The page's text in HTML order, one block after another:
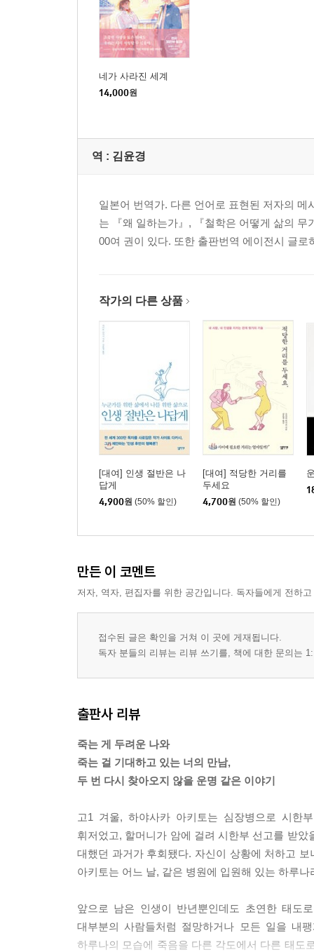
네가 사라진 세계
14,000원
역 : 김윤경
일본어 번역가. 다른 언어로 표현된 저자의
는 『왜 일하는가』, 『철학은 어떻게 삶의
00여 권이 있다. 또한 출판번역 에이전시 글
작가의 다른 상품
[대여] 인생 절반은 나
답게
4,900원 (50% 할인)
[대여] 적당한 거리를
두세요
4,700원 (50% 할인)
만든 이 코멘트
저자, 역자, 편집자를 위한 공간입니다. 독자들에게 전하
접수된 글은 확인을 거쳐 이 곳에 게재됩니다.
독자 분들의 리뷰는 리뷰 쓰기를, 책에 대한 문의는
출판사 리뷰
죽는 게 두려운 나와
죽는 걸 기대하고 있는 너의 만남,
두 번 다시 찾아오지 않을 운명 같은 이야기
고1 겨울, 하야사카 아키토는 심장병으로 시한
휘저었고, 할머니가 암에 걸려 시한부 선고를 받
대했던 과거가 후회됐다. 자신이 상황에 처하고
아키토는 어느 날, 같은 병원에 입원해 있는 하루
앞으로 남은 인생이 반년뿐인데도 초연한 태도
대부분의 사람들처럼 절망하거나 모든 일을 내
하루나의 모습에 죽음을 다른 각도에서 다른 태도